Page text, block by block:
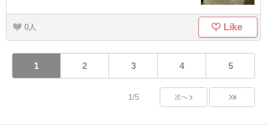
0 Like
1 2 3 4 5
1/5 次へ